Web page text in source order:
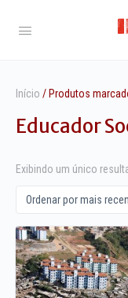
Início / Produtos
Educador
Exibindo um único